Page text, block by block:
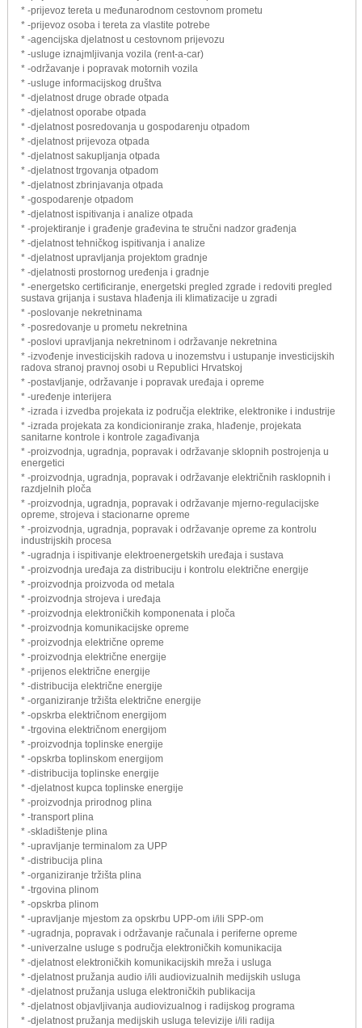
* -prijevoz tereta u međunarodnom cestovnom prometu
* -prijevoz osoba i tereta za vlastite potrebe
* -agencijska djelatnost u cestovnom prijevozu
* -usluge iznajmljivanja vozila (rent-a-car)
* -održavanje i popravak motornih vozila
* -usluge informacijskog društva
* -djelatnost druge obrade otpada
* -djelatnost oporabe otpada
* -djelatnost posredovanja u gospodarenju otpadom
* -djelatnost prijevoza otpada
* -djelatnost sakupljanja otpada
* -djelatnost trgovanja otpadom
* -djelatnost zbrinjavanja otpada
* -gospodarenje otpadom
* -djelatnost ispitivanja i analize otpada
* -projektiranje i građenje građevina te stručni nadzor građenja
* -djelatnost tehničkog ispitivanja i analize
* -djelatnost upravljanja projektom gradnje
* -djelatnosti prostornog uređenja i gradnje
* -energetsko certificiranje, energetski pregled zgrade i redoviti pregled
sustava grijanja i sustava hlađenja ili klimatizacije u zgradi
* -poslovanje nekretninama
* -posredovanje u prometu nekretnina
* -poslovi upravljanja nekretninom i održavanje nekretnina
* -izvođenje investicijskih radova u inozemstvu i ustupanje investicijskih
radova stranoj pravnoj osobi u Republici Hrvatskoj
* -postavljanje, održavanje i popravak uređaja i opreme
* -uređenje interijera
* -izrada i izvedba projekata iz područja elektrike, elektronike i industrije
* -izrada projekata za kondicioniranje zraka, hlađenje, projekata
sanitarne kontrole i kontrole zagađivanja
* -proizvodnja, ugradnja, popravak i održavanje sklopnih postrojenja u
energetici
* -proizvodnja, ugradnja, popravak i održavanje električnih rasklopnih i
razdjelnih ploča
* -proizvodnja, ugradnja, popravak i održavanje mjerno-regulacijske
opreme, strojeva i stacionarne opreme
* -proizvodnja, ugradnja, popravak i održavanje opreme za kontrolu
industrijskih procesa
* -ugradnja i ispitivanje elektroenergetskih uređaja i sustava
* -proizvodnja uređaja za distribuciju i kontrolu električne energije
* -proizvodnja proizvoda od metala
* -proizvodnja strojeva i uređaja
* -proizvodnja elektroničkih komponenata i ploča
* -proizvodnja komunikacijske opreme
* -proizvodnja električne opreme
* -proizvodnja električne energije
* -prijenos električne energije
* -distribucija električne energije
* -organiziranje tržišta električne energije
* -opskrba električnom energijom
* -trgovina električnom energijom
* -proizvodnja toplinske energije
* -opskrba toplinskom energijom
* -distribucija toplinske energije
* -djelatnost kupca toplinske energije
* -proizvodnja prirodnog plina
* -transport plina
* -skladištenje plina
* -upravljanje terminalom za UPP
* -distribucija plina
* -organiziranje tržišta plina
* -trgovina plinom
* -opskrba plinom
* -upravljanje mjestom za opskrbu UPP-om i/ili SPP-om
* -ugradnja, popravak i održavanje računala i periferne opreme
* -univerzalne usluge s područja elektroničkih komunikacija
* -djelatnost elektroničkih komunikacijskih mreža i usluga
* -djelatnost pružanja audio i/ili audiovizualnih medijskih usluga
* -djelatnost pružanja usluga elektroničkih publikacija
* -djelatnost objavljivanja audiovizualnog i radijskog programa
* -djelatnost pružanja medijskih usluga televizije i/ili radija